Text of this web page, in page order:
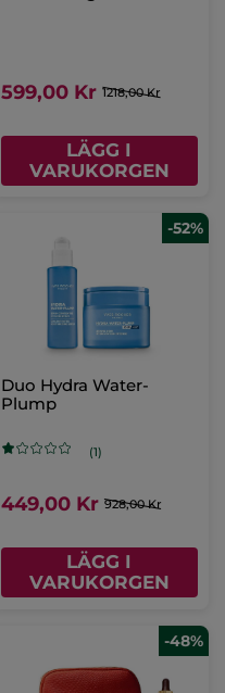
599,00 Kr 1218,00 Kr
LÄGG I
VARUKORGEN
-52%
Duo Hydra Water-
Plump
(1)
449,00 Kr 928,00 Kr
LÄGG I
VARUKORGEN
-48%